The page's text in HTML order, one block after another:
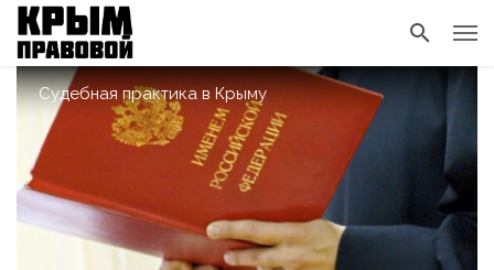
Судебная практика в Крыму